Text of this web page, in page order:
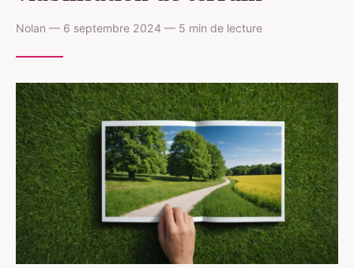
Nolan — 6 septembre 2024 — 5 min de lecture